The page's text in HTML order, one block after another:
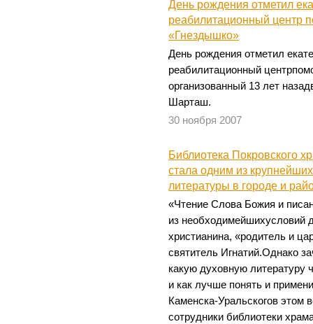
День рождения отметил
реабилитационный центр
«Гнездышко»
День рождения отметил
реабилитационный
организованный 13 лет
Шарташ.
30 ноября 2007
Библиотека Покровского
стала одним из
литературы в городе и
«Чтение Слова Божия и
из необходимейшихусловий
христианина, «родитель и
святитель Игнатий.Однако
какую духовную литературу
и как лучше понять и
Каменска-Уральскогов этом
сотрудники библиотеки